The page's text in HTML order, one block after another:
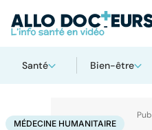
Santé Bien-être
AccueilSantéMédecine humanitaire
MÉDECINE HUMANITAIRE